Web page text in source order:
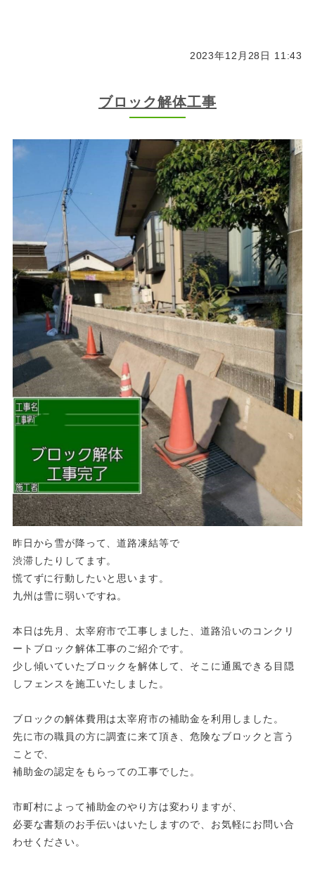
2023年12月28日 11:43
ブロック解体工事
昨日から雪が降って、道路凍結等で
渋滞したりしてます。
慌てずに行動したいと思います。
九州は雪に弱いですね。
本日は先月、太宰府市で工事しました、道路沿いのコンクリ
ートブロック解体工事のご紹介です。
少し傾いていたブロックを解体して、そこに通風できる目隠
しフェンスを施工いたしました。
ブロックの解体費用は太宰府市の補助金を利用しました。
先に市の職員の方に調査に来て頂き、危険なブロックと言う
ことで、
補助金の認定をもらっての工事でした。
市町村によって補助金のやり方は変わりますが、
必要な書類のお手伝いはいたしますので、お気軽にお問い合
わせください。